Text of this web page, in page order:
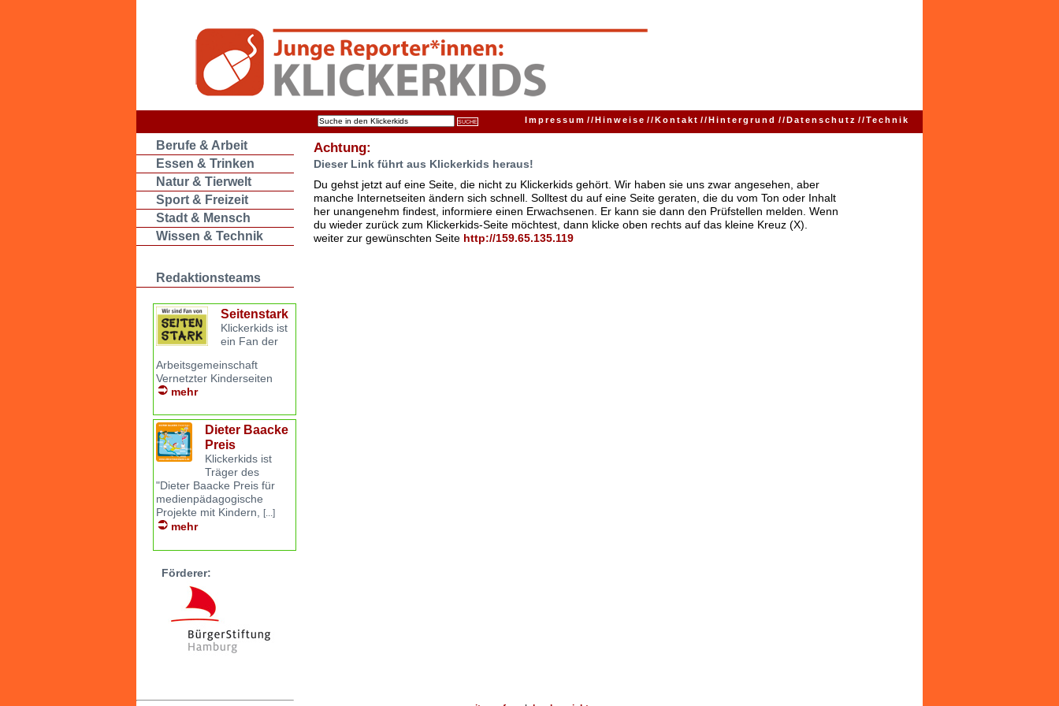
Impressum //Hinweise //Kontakt //Hintergrund //Datenschutz //Technik
Berufe & Arbeit
Essen & Trinken
Natur & Tierwelt
Sport & Freizeit
Stadt & Mensch
Wissen & Technik
Redaktionsteams
Seitenstark
Klickerkids ist
ein Fan der
Arbeitsgemeinschaft
Vernetzter Kinderseiten
mehr
Dieter Baacke
Preis
Klickerkids ist
Träger des
"Dieter Baacke Preis für
medienpädagogische
Projekte mit Kindern, [...]
mehr
Förderer:
Achtung:
Dieser Link führt aus Klickerkids heraus!
Du gehst jetzt auf eine Seite, die nicht zu Klickerkids gehört. Wir haben sie uns zwar angesehen, aber
manche Internetseiten ändern sich schnell. Solltest du auf eine Seite geraten, die du vom Ton oder Inhalt
her unangenehm findest, informiere einen Erwachsenen. Er kann sie dann den Prüfstellen melden. Wenn
du wieder zurück zum Klickerkids-Seite möchtest, dann klicke oben rechts auf das kleine Kreuz (X).
weiter zur gewünschten Seite http://159.65.135.119